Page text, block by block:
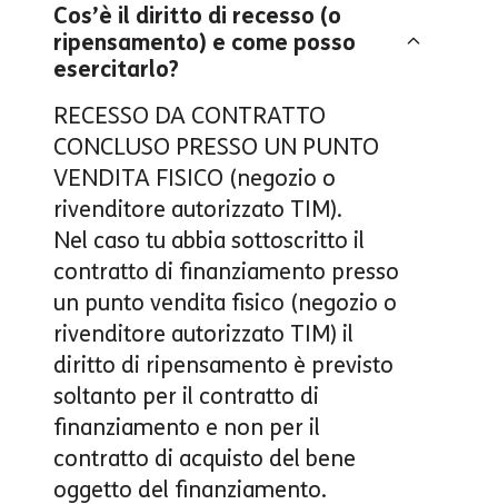
Cos’è il diritto di recesso (o
ripensamento) e come posso
esercitarlo?
RECESSO DA CONTRATTO
CONCLUSO PRESSO UN PUNTO
VENDITA FISICO (negozio o
rivenditore autorizzato TIM).
Nel caso tu abbia sottoscritto il
contratto di finanziamento presso
un punto vendita fisico (negozio o
rivenditore autorizzato TIM) il
diritto di ripensamento è previsto
soltanto per il contratto di
finanziamento e non per il
contratto di acquisto del bene
oggetto del finanziamento.